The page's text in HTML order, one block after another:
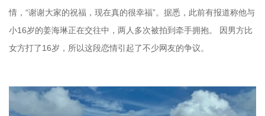
情，“谢谢大家的祝福，现在真的很幸福”。据悉，此前有报道称他与
小16岁的姜海琳正在交往中，两人多次被拍到牵手拥抱。 因男方比
女方打了16岁，所以这段恋情引起了不少网友的争议。